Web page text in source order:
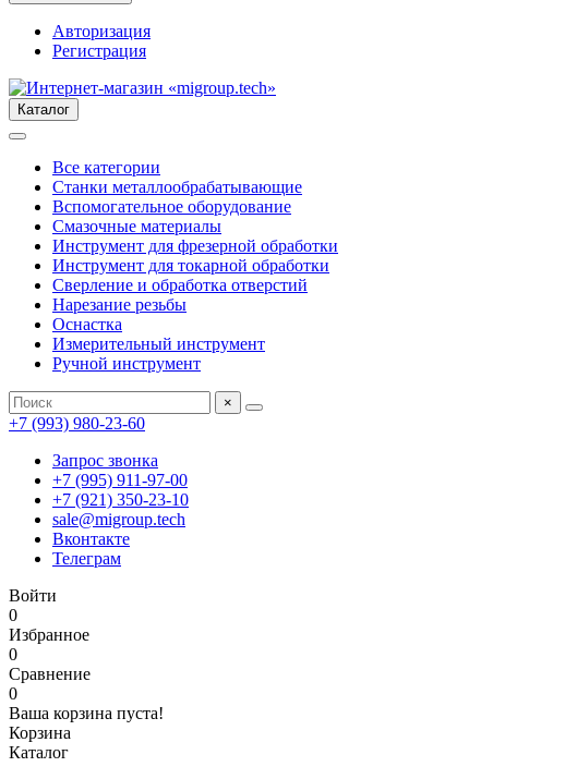
Авторизация
Регистрация
Каталог
Все категории
Станки металлообрабатывающие
Вспомогательное оборудование
Смазочные материалы
Инструмент для фрезерной обработки
Инструмент для токарной обработки
Сверление и обработка отверстий
Нарезание резьбы
Оснастка
Измерительный инструмент
Ручной инструмент
×
+7 (993) 980-23-60
Запрос звонка
+7 (995) 911-97-00
+7 (921) 350-23-10
sale@migroup.tech
Вконтакте
Телеграм
Войти
0
Избранное
0
Сравнение
0
Ваша корзина пуста!
Корзина
Каталог